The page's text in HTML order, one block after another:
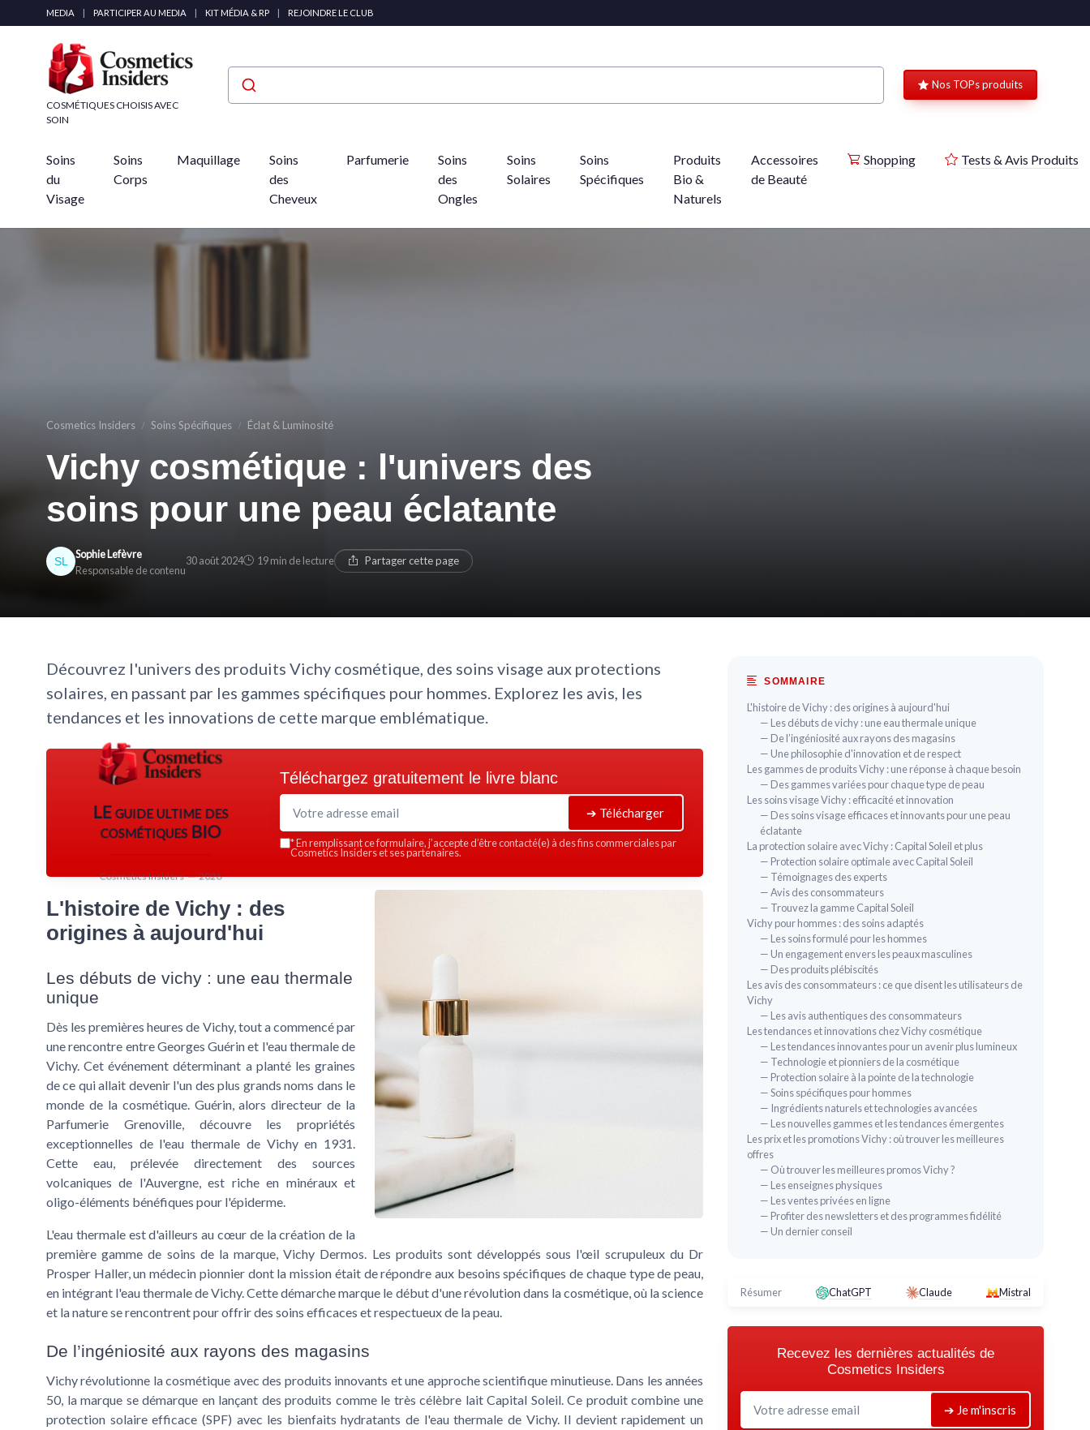
MEDIA | PARTICIPER AU MEDIA | KIT MÉDIA & RP | REJOINDRE LE CLUB
COSMÉTIQUES CHOISIS AVEC
SOIN
Nos TOPs produits
Soins
du
Visage
Soins
Corps
Maquillage
Soins
des
Cheveux
Parfumerie
Soins
des
Ongles
Soins
Solaires
Soins
Spécifiques
Produits
Bio &
Naturels
Accessoires
de Beauté
Shopping Tests & Avis Produits
Cosmetics Insiders Soins Spécifiques Éclat & Luminosité
Vichy cosmétique : l'univers des
soins pour une peau éclatante
Sophie Lefèvre
Responsable de contenu
30 août 2024 19 min de lecture Partager cette page
Découvrez l'univers des produits Vichy cosmétique, des soins visage aux protections
solaires, en passant par les gammes spécifiques pour hommes. Explorez les avis, les
tendances et les innovations de cette marque emblématique.
LE guide ultime des
cosmétiques BIO
Cosmetics Insiders — 2026
Téléchargez gratuitement le livre blanc
➔ Télécharger
*En remplissant ce formulaire, j’accepte d’être contacté(e) à des fins commerciales par
Cosmetics Insiders et ses partenaires.
L'histoire de Vichy : des
origines à aujourd'hui
Les débuts de vichy : une eau thermale
unique
Dès les premières heures de Vichy, tout a commencé par
une rencontre entre Georges Guérin et l'eau thermale de
Vichy. Cet événement déterminant a planté les graines
de ce qui allait devenir l'un des plus grands noms dans le
monde de la cosmétique. Guérin, alors directeur de la
Parfumerie Grenoville, découvre les propriétés
exceptionnelles de l'eau thermale de Vichy en 1931.
Cette eau, prélevée directement des sources
volcaniques de l'Auvergne, est riche en minéraux et
oligo-éléments bénéfiques pour l'épiderme.
L'eau thermale est d'ailleurs au cœur de la création de la
première gamme de soins de la marque, Vichy Dermos. Les produits sont développés sous l'œil scrupuleux du Dr
Prosper Haller, un médecin pionnier dont la mission était de répondre aux besoins spécifiques de chaque type de peau,
en intégrant l'eau thermale de Vichy. Cette démarche marque le début d'une révolution dans la cosmétique, où la science
et la nature se rencontrent pour offrir des soins efficaces et respectueux de la peau.
De l’ingéniosité aux rayons des magasins
Vichy révolutionne la cosmétique avec des produits innovants et une approche scientifique minutieuse. Dans les années
50, la marque se démarque en lançant des produits comme le très célèbre lait Capital Soleil. Ce produit combine une
protection solaire efficace (SPF) avec les bienfaits hydratants de l'eau thermale de Vichy. Il devient rapidement un
SOMMAIRE
L'histoire de Vichy : des origines à aujourd'hui
— Les débuts de vichy : une eau thermale unique
— De l’ingéniosité aux rayons des magasins
— Une philosophie d'innovation et de respect
Les gammes de produits Vichy : une réponse à chaque besoin
— Des gammes variées pour chaque type de peau
Les soins visage Vichy : efficacité et innovation
— Des soins visage efficaces et innovants pour une peau
éclatante
La protection solaire avec Vichy : Capital Soleil et plus
— Protection solaire optimale avec Capital Soleil
— Témoignages des experts
— Avis des consommateurs
— Trouvez la gamme Capital Soleil
Vichy pour hommes : des soins adaptés
— Les soins formulé pour les hommes
— Un engagement envers les peaux masculines
— Des produits plébiscités
Les avis des consommateurs : ce que disent les utilisateurs de
Vichy
— Les avis authentiques des consommateurs
Les tendances et innovations chez Vichy cosmétique
— Les tendances innovantes pour un avenir plus lumineux
— Technologie et pionniers de la cosmétique
— Protection solaire à la pointe de la technologie
— Soins spécifiques pour hommes
— Ingrédients naturels et technologies avancées
— Les nouvelles gammes et les tendances émergentes
Les prix et les promotions Vichy : où trouver les meilleures
offres
— Où trouver les meilleures promos Vichy ?
— Les enseignes physiques
— Les ventes privées en ligne
— Profiter des newsletters et des programmes fidélité
— Un dernier conseil
Résumer ChatGPT Claude Mistral
Recevez les dernières actualités de
Cosmetics Insiders
➔ Je m'inscris
Panneau de gestion des cookies